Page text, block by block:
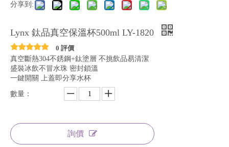
分享到:
Lynx 鈦品真空保溫杯500ml LY-1820
0 評價
真空斷熱304不銹鋼+鈦塗層 不挑飲品易清潔
盛裝冰飲不冒水珠 密封鎖溫
一鍵開關 上蓋即分享水杯
數量：
詢價